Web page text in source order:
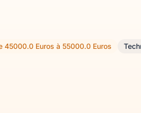
45000.0 Euros à 55000.0 Euros